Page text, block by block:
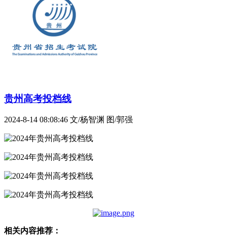
贵州高考投档线
2024-8-14 08:08:46 文/杨智渊 图/郭强
相关内容推荐：